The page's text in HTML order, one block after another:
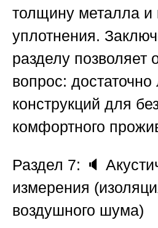
толщину металла и
уплотнения.
разделу позволяет
вопрос: достаточно
конструкций для
комфортного
Раздел 7: 🔈
измерения
воздушного шума)